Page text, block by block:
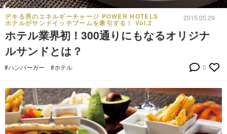
デキる男のエネルギーチャージ POWER HOTELS
ホテルがサンドイッチブームを牽引する！ Vol.2
2015.05.29
ホテル業界初！300通りにもなるオリジナ
ルサンドとは？
#ハンバーガー #ホテル 0